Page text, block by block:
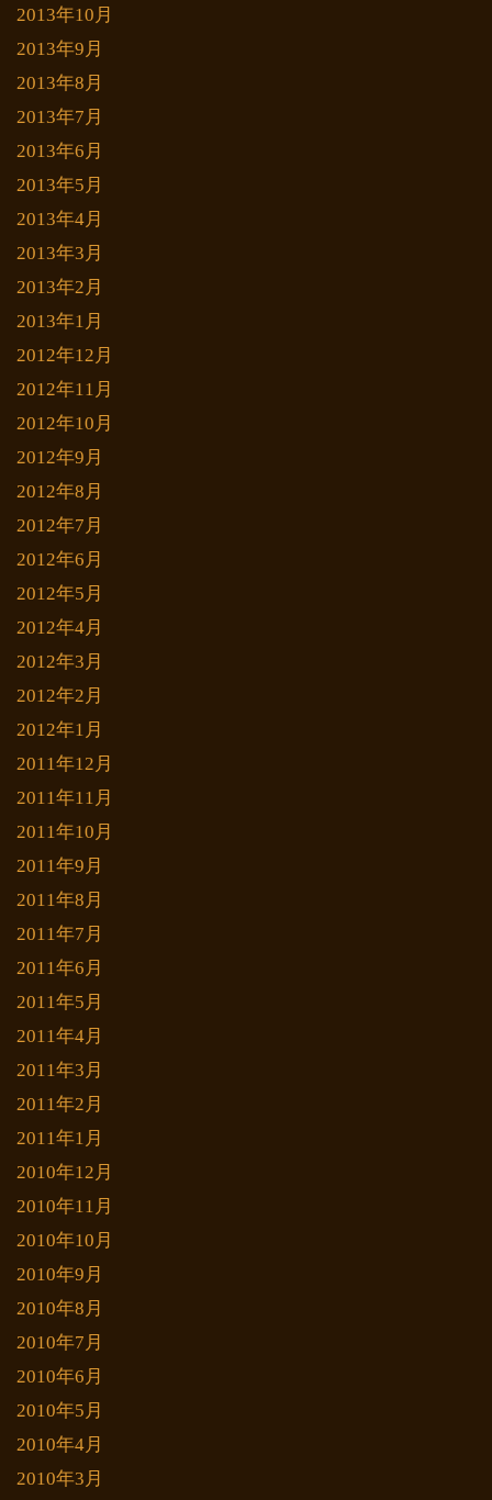
2013年10月
2013年9月
2013年8月
2013年7月
2013年6月
2013年5月
2013年4月
2013年3月
2013年2月
2013年1月
2012年12月
2012年11月
2012年10月
2012年9月
2012年8月
2012年7月
2012年6月
2012年5月
2012年4月
2012年3月
2012年2月
2012年1月
2011年12月
2011年11月
2011年10月
2011年9月
2011年8月
2011年7月
2011年6月
2011年5月
2011年4月
2011年3月
2011年2月
2011年1月
2010年12月
2010年11月
2010年10月
2010年9月
2010年8月
2010年7月
2010年6月
2010年5月
2010年4月
2010年3月